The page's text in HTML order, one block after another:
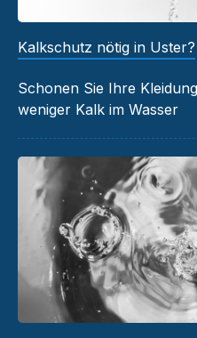
Kalkschutz nötig in Uster?
Schonen Sie Ihre
weniger Kalk im Wasser